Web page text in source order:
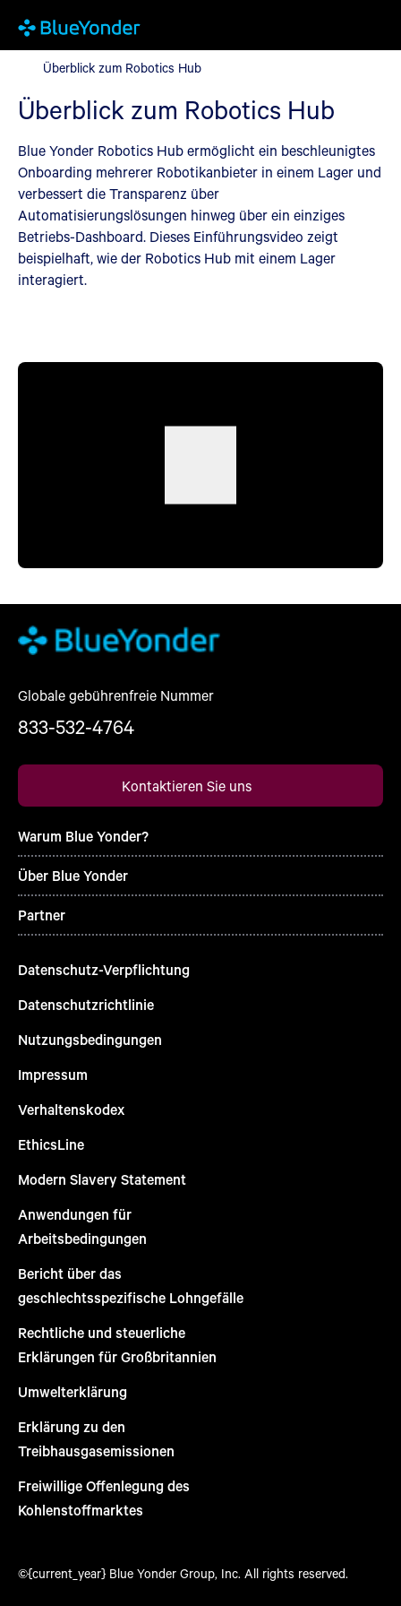
Überblick zum Robotics Hub
Überblick zum Robotics Hub
Überblick zum Robotics Hub
Blue Yonder Robotics Hub ermöglicht ein beschleunigtes
Onboarding mehrerer Robotikanbieter in einem Lager und
verbessert die Transparenz über
Automatisierungslösungen hinweg über ein einziges
Betriebs-Dashboard. Dieses Einführungsvideo zeigt
beispielhaft, wie der Robotics Hub mit einem Lager
interagiert.
Globale gebührenfreie Nummer
833-532-4764
Kontaktieren Sie uns
Warum Blue Yonder?
Über Blue Yonder
Partner
Datenschutz-Verpflichtung
Datenschutzrichtlinie
Nutzungsbedingungen
Impressum
Verhaltenskodex
EthicsLine
Modern Slavery Statement
Anwendungen für
Arbeitsbedingungen
Bericht über das
geschlechtsspezifische Lohngefälle
Rechtliche und steuerliche
Erklärungen für Großbritannien
Umwelterklärung
Erklärung zu den
Treibhausgasemissionen
Freiwillige Offenlegung des
Kohlenstoffmarktes
©{current_year} Blue Yonder Group, Inc. All rights reserved.